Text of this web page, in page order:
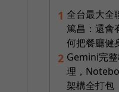
1 全台最大全
篤昌：還會
何把餐廳健
2 Gemini完
理，
架構全打包